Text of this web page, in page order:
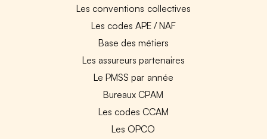
Les conventions collectives
Les codes APE / NAF
Base des métiers
Les assureurs partenaires
Le PMSS par année
Bureaux CPAM
Les codes CCAM
Les OPCO